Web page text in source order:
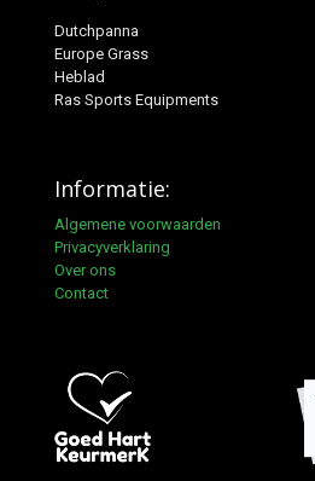
Dutchpanna
Europe Grass
Heblad
Ras Sports Equipments
Informatie:
Algemene voorwaarden
Privacyverklaring
Over ons
Contact